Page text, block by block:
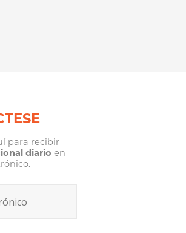
para recibir
diario en